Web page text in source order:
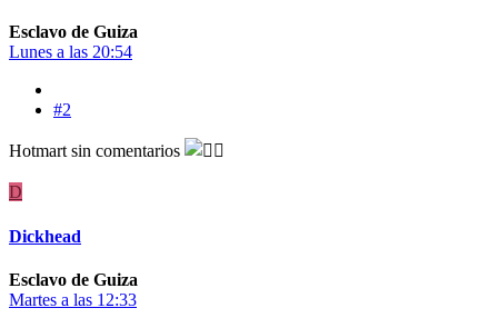
Esclavo de Guiza
Lunes a las 20:54
#2
Hotmart sin comentarios
D
Dickhead
Esclavo de Guiza
Martes a las 12:33